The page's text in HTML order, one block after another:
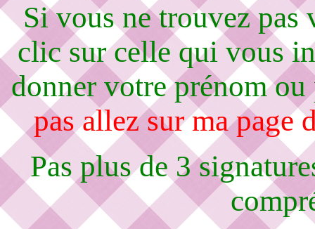
Si vous ne trouvez pas
clic sur celle qui vous
donner votre prénom
pas allez sur ma
Pas plus de 3